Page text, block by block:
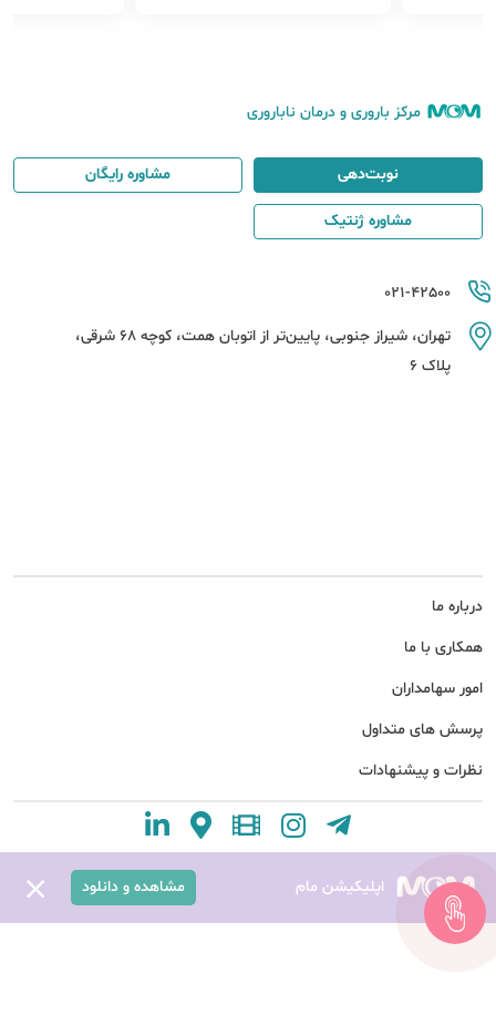
مرکز باروری و درمان ناباروری
درباره ما
همکاری با ما
امور سهامداران
پرسش های متداول
نظرات و پیشنهادات
021-42500
تهران، شیراز جنوبی، پایین‌تر از اتوبان همت، کوچه 68 شرقی،
پلاک 6
نوبت‌دهی مشاوره رایگان
مشاوره ژنتیک
اپلیکیشن مام مشاهده و دانلود